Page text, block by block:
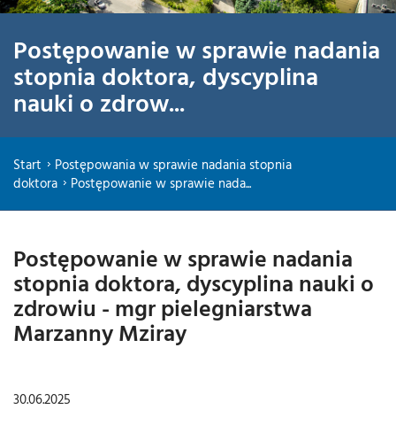
Postępowanie w sprawie nadania
stopnia doktora, dyscyplina
nauki o zdrow...
Start
Postępowania w sprawie nadania stopnia
doktora
Postępowanie w sprawie nada...
Postępowanie w sprawie nadania
stopnia doktora, dyscyplina nauki o
zdrowiu - mgr pielegniarstwa
Marzanny Mziray
30.06.2025